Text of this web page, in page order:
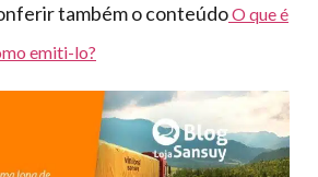
também o conteúdoO que é
emiti-lo?